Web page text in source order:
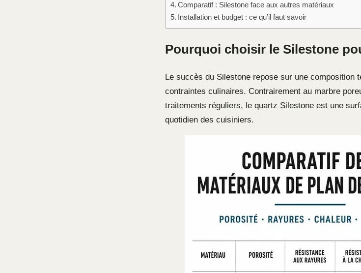
Comparatif : Silestone face aux autres matériaux
Installation et budget : ce qu’il faut savoir
Pourquoi choisir le Silestone
Le succès du Silestone repose sur une composition
contraintes culinaires. Contrairement au marbre
traitements réguliers, le quartz Silestone est une
quotidien des cuisiniers.